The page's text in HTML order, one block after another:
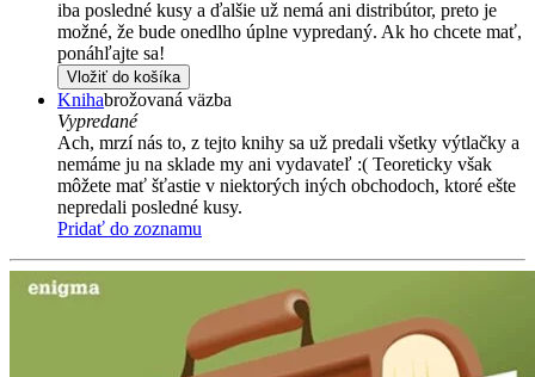
iba posledné kusy a ďalšie už nemá ani distribútor, preto je
možné, že bude onedlho úplne vypredaný. Ak ho chcete mať,
ponáhľajte sa!
Vložiť do košíka
Knihabrožovaná väzba
Vypredané
Ach, mrzí nás to, z tejto knihy sa už predali všetky výtlačky a
nemáme ju na sklade my ani vydavateľ :( Teoreticky však
môžete mať šťastie v niektorých iných obchodoch, ktoré ešte
nepredali posledné kusy.
Pridať do zoznamu